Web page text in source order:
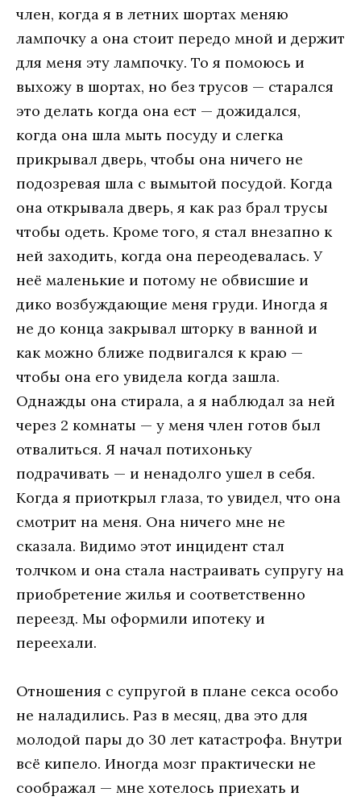
член, когда я в летних шортах меняю
лампочку а она стоит передо мной и держит
для меня эту лампочку. То я помоюсь и
выхожу в шортах, но без трусов — старался
это делать когда она ест — дожидался,
когда она шла мыть посуду и слегка
прикрывал дверь, чтобы она ничего не
подозревая шла с вымытой посудой. Когда
она открывала дверь, я как раз брал трусы
чтобы одеть. Кроме того, я стал внезапно к
ней заходить, когда она переодевалась. У
неё маленькие и потому не обвисшие и
дико возбуждающие меня груди. Иногда я
не до конца закрывал шторку в ванной и
как можно ближе подвигался к краю —
чтобы она его увидела когда зашла.
Однажды она стирала, а я наблюдал за ней
через 2 комнаты — у меня член готов был
отвалиться. Я начал потихоньку
подрачивать — и ненадолго ушел в себя.
Когда я приоткрыл глаза, то увидел, что она
смотрит на меня. Она ничего мне не
сказала. Видимо этот инцидент стал
толчком и она стала настраивать супругу на
приобретение жилья и соответственно
переезд. Мы оформили ипотеку и
переехали.
Отношения с супругой в плане секса особо
не наладились. Раз в месяц, два это для
молодой пары до 30 лет катастрофа. Внутри
всё кипело. Иногда мозг практически не
соображал — мне хотелось приехать и